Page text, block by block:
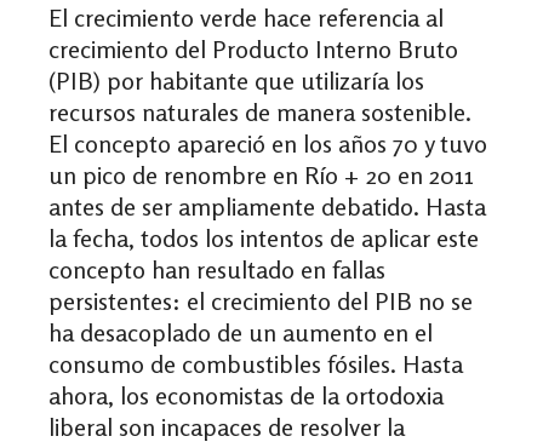
El crecimiento verde hace referencia al
crecimiento del Producto Interno Bruto
(PIB) por habitante que utilizaría los
recursos naturales de manera sostenible.
El concepto apareció en los años 70 y tuvo
un pico de renombre en Río + 20 en 2011
antes de ser ampliamente debatido. Hasta
la fecha, todos los intentos de aplicar este
concepto han resultado en fallas
persistentes: el crecimiento del PIB no se
ha desacoplado de un aumento en el
consumo de combustibles fósiles. Hasta
ahora, los economistas de la ortodoxia
liberal son incapaces de resolver la